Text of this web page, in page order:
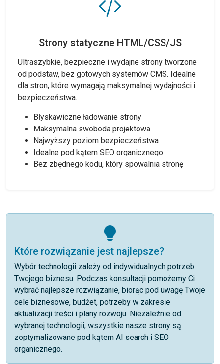
Strony statyczne HTML/CSS/JS
Ultraszybkie, bezpieczne i wydajne strony tworzone
od podstaw, bez gotowych systemów CMS. Idealne
dla stron, które wymagają maksymalnej wydajności i
bezpieczeństwa.
Błyskawiczne ładowanie strony
Maksymalna swoboda projektowa
Najwyższy poziom bezpieczeństwa
Idealne pod kątem SEO organicznego
Bez zbędnego kodu, który spowalnia stronę
Które rozwiązanie jest najlepsze?
Wybór technologii zależy od indywidualnych potrzeb
Twojego biznesu. Podczas konsultacji pomożemy Ci
wybrać najlepsze rozwiązanie, biorąc pod uwagę Twoje
cele biznesowe, budżet, potrzeby w zakresie
aktualizacji treści i plany rozwoju. Niezależnie od
wybranej technologii, wszystkie nasze strony są
zoptymalizowane pod kątem AI search i SEO
organicznego.